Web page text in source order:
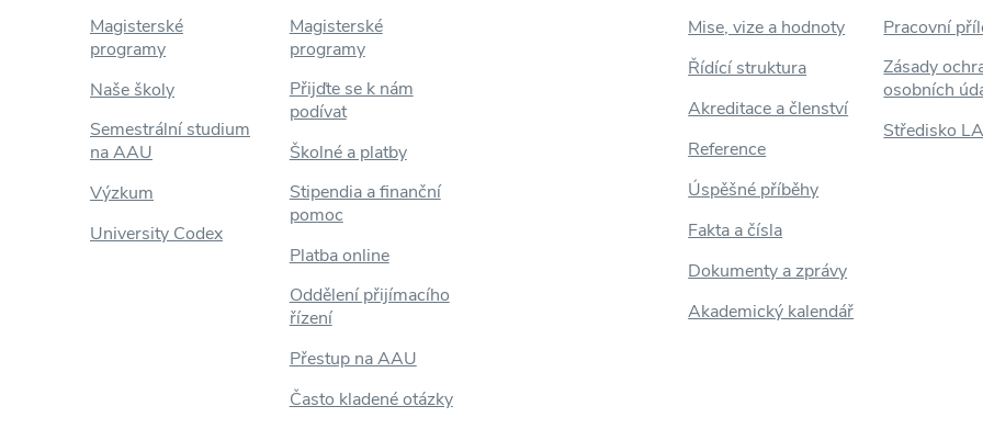
Magisterské
programy
Naše školy
Semestrální studium
na AAU
Výzkum
University Codex
Magisterské
programy
Přijďte se k nám
podívat
Školné a platby
Stipendia a finanční
pomoc
Platba online
Oddělení přijímacího
řízení
Přestup na AAU
Často kladené otázky
Mise, vize a hodnoty
Řídící struktura
Akreditace a členství
Reference
Úspěšné příběhy
Fakta a čísla
Dokumenty a zprávy
Akademický kalendář
Pracovní
Zásady
osobních
Středisko